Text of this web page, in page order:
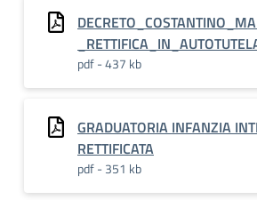
pdf - 437 kb
GRADUATORIA INFANZIA
RETTIFICATA
pdf - 351 kb